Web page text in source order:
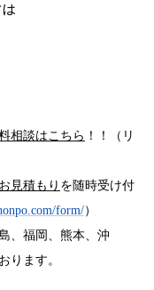
相談はこちら ！！（リ
見積もり を随時受け付
form/）
、福岡、熊本、沖
ります。